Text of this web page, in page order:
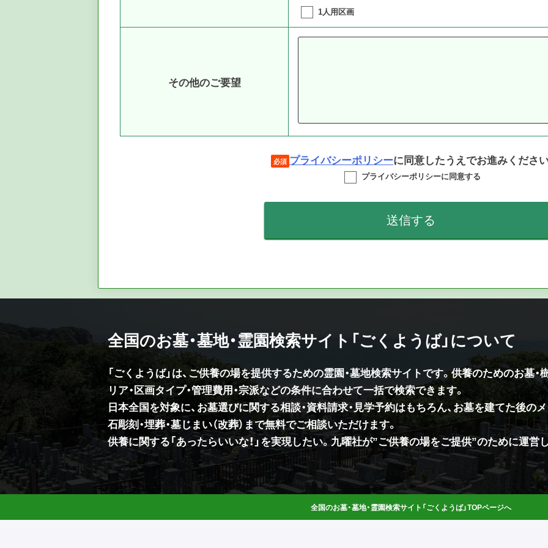
1人用区画
その他のご要望
必須 プライバシーポリシーに同意したうえでお進みくださ
プライバシーポリシーに同意する
全国のお墓・墓地・霊園検索サイト「ごくようば」について
「ごくようば」は、ご供養の場を提供するための霊園・墓地検索サイトです。供養のためのお墓・
リア・区画タイプ・管理費用・宗派などの条件に合わせて一括で検索できます。
日本全国を対象に、お墓選びに関する相談・資料請求・見学予約はもちろん、お墓を建てた後の
石彫刻・埋葬・墓じまい（改葬）まで無料でご相談いただけます。
供養に関する「あったらいいな！」を実現したい。九曜社が”ご供養の場をご提供”のために運営
全国のお墓・墓地・霊園検索サイト「ごくようば」TOPページへ